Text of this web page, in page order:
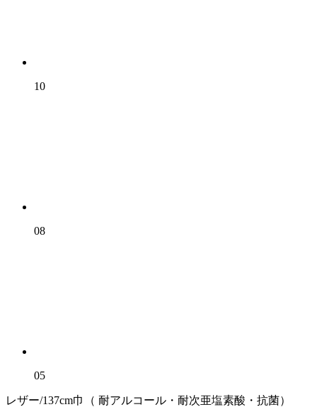
10
08
05
レザー/137cm巾（ 耐アルコール・耐次亜塩素酸・抗菌）